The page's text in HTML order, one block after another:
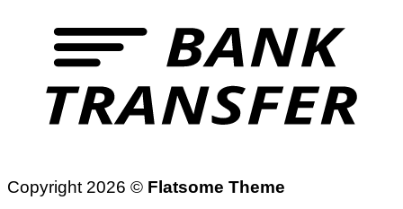
Copyright 2026 © Flatsome Theme